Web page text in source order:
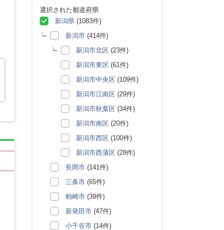
選択された都道府県
新潟県 (1083件)
新潟市 (414件)
新潟市北区 (23件)
新潟市東区 (61件)
新潟市中央区 (109件)
新潟市江南区 (29件)
新潟市秋葉区 (34件)
新潟市南区 (20件)
新潟市西区 (100件)
新潟市西蒲区 (28件)
長岡市 (141件)
三条市 (65件)
柏崎市 (39件)
新発田市 (47件)
小千谷市 (14件)